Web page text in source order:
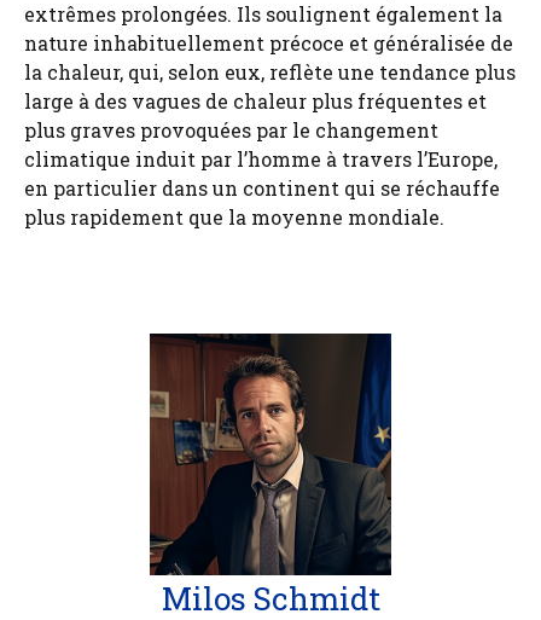
extrêmes prolongées. Ils soulignent également la
nature inhabituellement précoce et généralisée de
la chaleur, qui, selon eux, reflète une tendance plus
large à des vagues de chaleur plus fréquentes et
plus graves provoquées par le changement
climatique induit par l’homme à travers l’Europe,
en particulier dans un continent qui se réchauffe
plus rapidement que la moyenne mondiale.
Milos Schmidt